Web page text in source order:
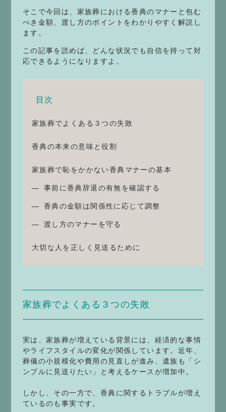
そこで今回は、家族葬における香典のマナーと包む
べき金額、渡し方のポイントをわかりやすく解説し
ます。
この記事を読めば、どんな状況でも自信を持って対
応できるようになりますよ。
目次
家族葬でよくある３つの失敗
香典の本来の意味と役割
家族葬で恥をかかない香典マナーの基本
事前に香典辞退の有無を確認する
香典の金額は関係性に応じて調整
渡し方のマナーを守る
大切な人を正しく見送るために
家族葬でよくある３つの失敗
実は、家族葬が増えている背景には、経済的な事情
やライフスタイルの変化が関係しています。近年、
葬儀の小規模化や費用の見直しが進み、遺族も「シ
ンプルに見送りたい」と考えるケースが増加中。
しかし、その一方で、香典に関するトラブルが増え
ているのも事実です。